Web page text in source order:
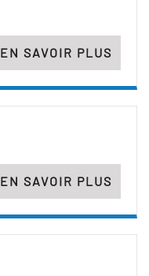
EN SAVOIR PLUS
EN SAVOIR PLUS